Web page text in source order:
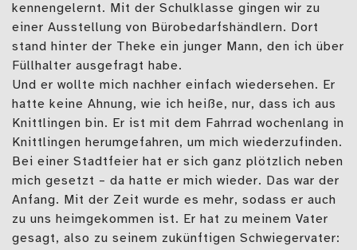
kennengelernt. Mit der Schulklasse gingen wir zu
einer Ausstellung von Bürobedarfshändlern. Dort
stand hinter der Theke ein junger Mann, den ich über
Füllhalter ausgefragt habe.
Und er wollte mich nachher einfach wiedersehen. Er
hatte keine Ahnung, wie ich heiße, nur, dass ich aus
Knittlingen bin. Er ist mit dem Fahrrad wochenlang in
Knittlingen herumgefahren, um mich wiederzufinden.
Bei einer Stadtfeier hat er sich ganz plötzlich neben
mich gesetzt – da hatte er mich wieder. Das war der
Anfang. Mit der Zeit wurde es mehr, sodass er auch
zu uns heimgekommen ist. Er hat zu meinem Vater
gesagt, also zu seinem zukünftigen Schwiegervater: